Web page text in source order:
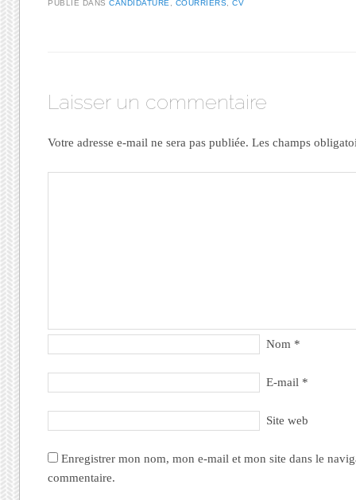
PUBLIÉ DANSCANDIDATURE COURRIERS ,CV
Laisser un commentaire
Votre adresse e-mail ne sera pas publiée. Les champs
Nom *
E-mail *
Site web
Enregistrer mon nom, mon e-mail et mon site dans le
commentaire.